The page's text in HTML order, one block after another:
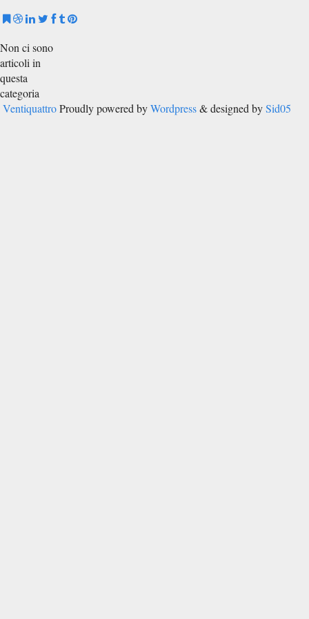
Non ci sono
articoli in
questa
categoria
Ventiquattro Proudly powered byWordpress& designed bySid05